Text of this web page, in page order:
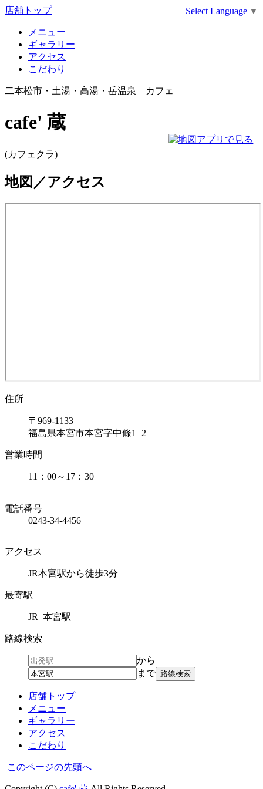
店舗トップ Select Language ▼
メニュー
ギャラリー
アクセス
こだわり
二本松市・土湯・高湯・岳温泉 カフェ
cafe' 蔵
(カフェクラ)
地図／アクセス
住所
〒969-1133
福島県本宮市本宮字中條1−2
営業時間
11：00～17：30
電話番号
0243-34-4456
アクセス
JR本宮駅から徒歩3分
最寄駅
JR 本宮駅
路線検索
から
まで
店舗トップ
メニュー
ギャラリー
アクセス
こだわり
このページの先頭へ